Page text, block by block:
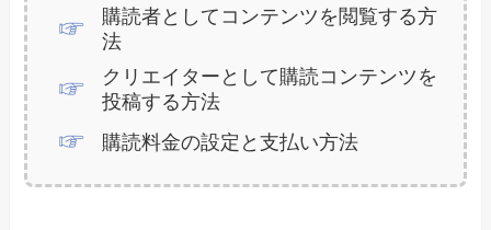
購読者としてコンテンツを閲覧する方
法
クリエイターとして購読コンテンツを
投稿する方法
購読料金の設定と支払い方法